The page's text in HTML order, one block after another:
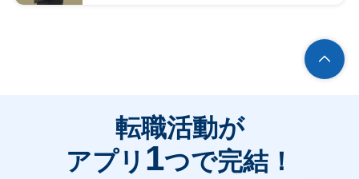
転職活動が
アプリ 1つで完結！